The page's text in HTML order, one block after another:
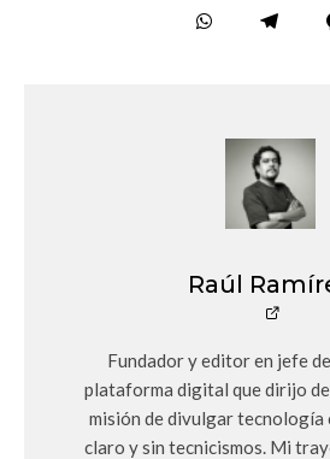
Raúl
Fundador y editor en jefe
plataforma digital que dirijo
misión de divulgar tecnología
claro y sin tecnicismos. Mi